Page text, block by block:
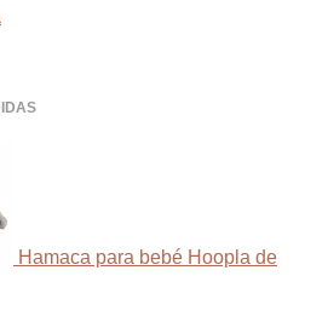
Hamaca para bebé Hoopla de